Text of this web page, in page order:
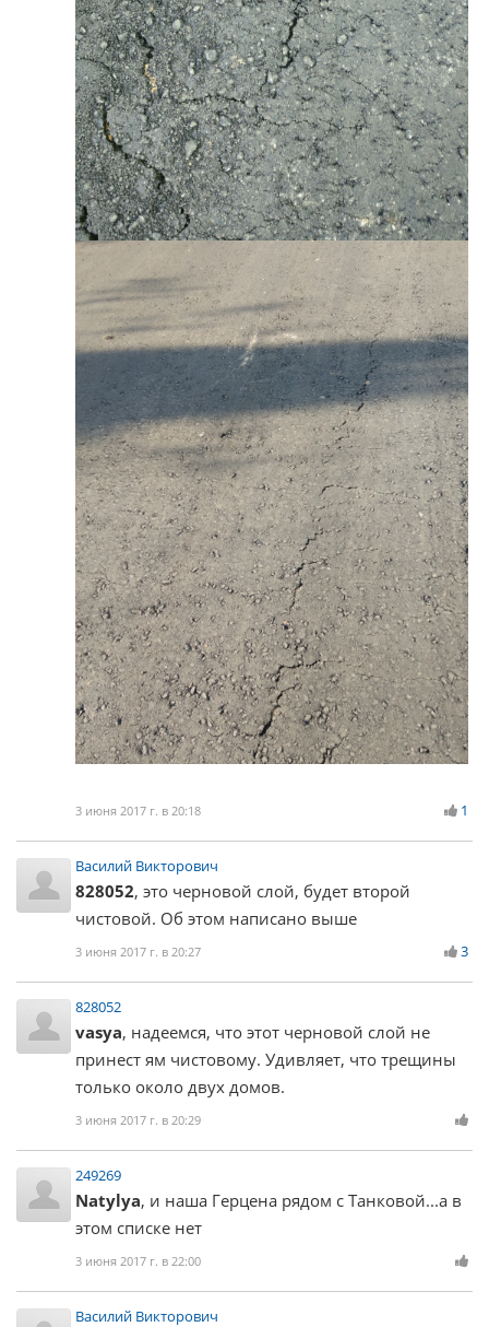
3 июня 2017 г. в 20:18 1
Василий Викторович
828052, это черновой слой, будет второй
чистовой. Об этом написано выше
3 июня 2017 г. в 20:27 3
828052
vasya, надеемся, что этот черновой слой не
принест ям чистовому. Удивляет, что трещины
только около двух домов.
3 июня 2017 г. в 20:29
249269
Natylya, и наша Герцена рядом с Танковой...а в
этом списке нет
3 июня 2017 г. в 22:00
Василий Викторович